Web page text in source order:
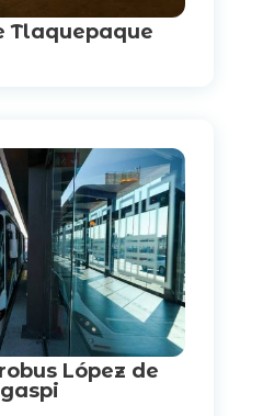
Tlaquepaque
López de